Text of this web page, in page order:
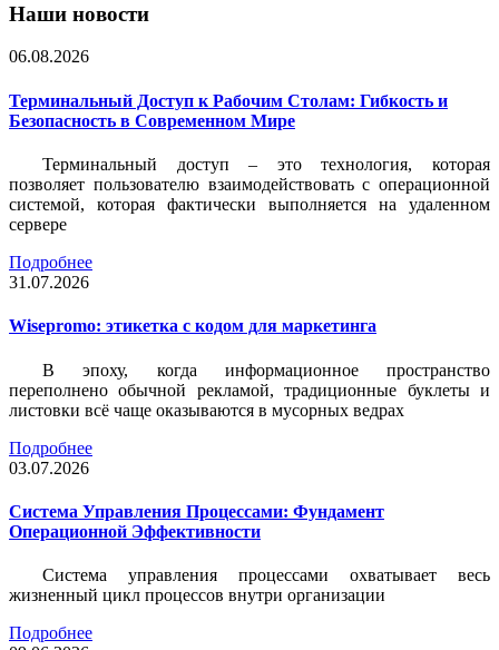
Наши новости
06.08.2026
Терминальный Доступ к Рабочим Столам: Гибкость и
Безопасность в Современном Мире
Терминальный доступ – это технология, которая
позволяет пользователю взаимодействовать с операционной
системой, которая фактически выполняется на удаленном
сервере
Подробнее
31.07.2026
Wisepromo: этикетка c кодом для маркетинга
В эпоху, когда информационное пространство
переполнено обычной рекламой, традиционные буклеты и
листовки всё чаще оказываются в мусорных ведрах
Подробнее
03.07.2026
Система Управления Процессами: Фундамент
Операционной Эффективности
Система управления процессами охватывает весь
жизненный цикл процессов внутри организации
Подробнее